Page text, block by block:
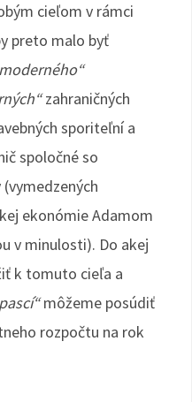
cieľom v rámci
preto malo byť
zahraničných
sporiteľní a
spoločné so
ekonómie Adamom
v minulosti). Do akej
k tomuto cieľa a
môžeme posúdiť
rozpočtu na rok